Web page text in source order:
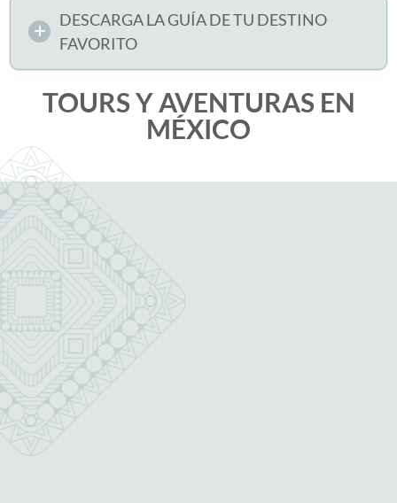
DESCARGA LA GUÍA DE TU DESTINO
FAVORITO
TOURS Y AVENTURAS EN
MÉXICO